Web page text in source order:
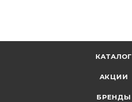
КАТАЛОГ
АКЦИИ
БРЕНДЫ